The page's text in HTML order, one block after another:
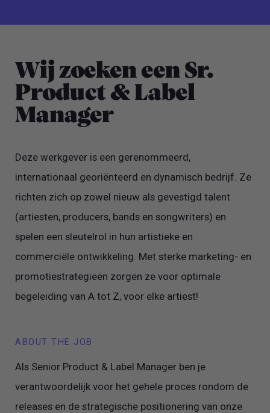
Wij zoeken een Sr.
Product & Label
Manager
Deze werkgever is een gerenommeerd,
internationaal georiënteerd en dynamisch bedrijf. Ze
richten zich op zowel nieuw als gevestigd talent
(artiesten, producers, bands en songwriters) en
spelen een sleutelrol in hun artistieke en
commerciële ontwikkeling. Met sterke marketing- en
promotiestrategieën zorgen ze voor optimale
begeleiding van A tot Z, voor elke artiest!
ABOUT THE JOB
Als Senior Product & Label Manager ben je
verantwoordelijk voor het gehele proces rondom de
releases en de strategische positionering van onze